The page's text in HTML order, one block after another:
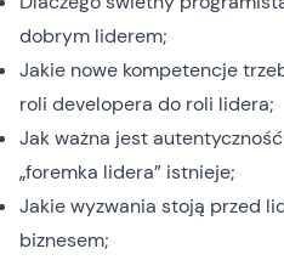
dobrym liderem;
Jakie nowe kompetencje
roli developera do roli lidera;
Jak ważna jest
„foremka lidera” istnieje;
Jakie wyzwania stoją przed
biznesem;